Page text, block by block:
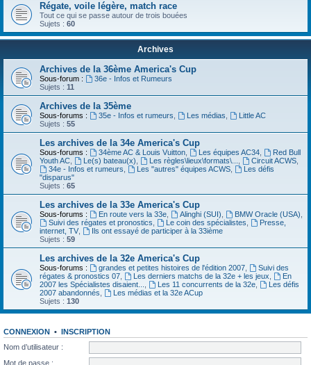
Régate, voile légère, match race
Tout ce qui se passe autour de trois bouées
Sujets : 60
Archives
Archives de la 36ème America's Cup
Sous-forum :
36e - Infos et Rumeurs
Sujets : 11
Archives de la 35ème
Sous-forums : 35e - Infos et rumeurs, Les médias,
Little AC
Sujets : 55
Les archives de la 34e America's Cup
Sous-forums : 34ème AC & Louis Vuitton, Les équipes AC34,
Red Bull
Youth AC, Le(s) bateau(x), Les règles\lieux\formats\..., Circuit ACWS,
34e - Infos et rumeurs, Les "autres" équipes ACWS,
Les défis
"disparus"
Sujets : 65
Les archives de la 33e America's Cup
Sous-forums : En route vers la 33e, Alinghi (SUI), BMW Oracle (USA),
Suivi des régates et pronostics, Le coin des spécialistes,
Presse,
internet, TV,
Ils ont essayé de participer à la 33ième
Sujets : 59
Les archives de la 32e America's Cup
Sous-forums : grandes et petites histoires de l'édition 2007,
Suivi des
régates & pronostics 07, Les derniers matchs de la 32e + les jeux,
En
2007 les Spécialistes disaient..., Les 11 concurrents de la 32e,
Les défis
2007 abandonnés,
Les médias et la 32e ACup
Sujets : 130
CONNEXION •
INSCRIPTION
Nom d’utilisateur :
Mot de passe :